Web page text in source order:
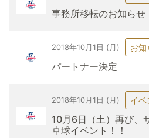
事務所移転のお知らせ
2018年10月1日 (月) お知
パートナー決定
2018年10月1日 (月) イベ
10月6日（土）再び、
卓球イベント！！